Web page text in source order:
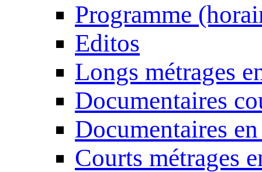
Programme
Editos
Longs métrages
Documentaires
Documentaires
Courts métrages